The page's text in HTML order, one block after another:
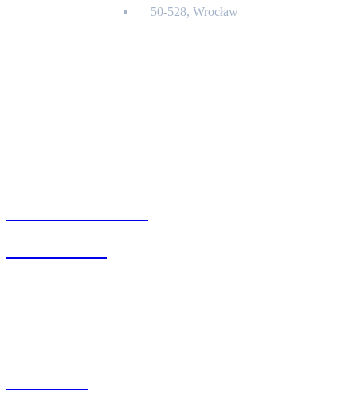
50-528, Wrocław